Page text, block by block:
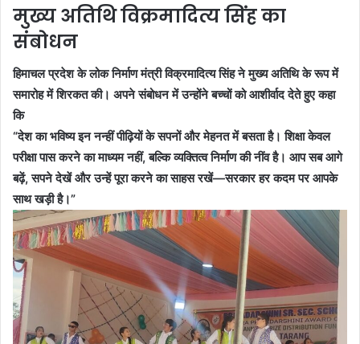
मुख्य अतिथि विक्रमादित्य सिंह का
संबोधन
हिमाचल प्रदेश के लोक निर्माण मंत्री विक्रमादित्य सिंह ने मुख्य अतिथि के रूप में
समारोह में शिरकत की। अपने संबोधन में उन्होंने बच्चों को आशीर्वाद देते हुए कहा
कि
“देश का भविष्य इन नन्हीं पीढ़ियों के सपनों और मेहनत में बसता है। शिक्षा केवल
परीक्षा पास करने का माध्यम नहीं, बल्कि व्यक्तित्व निर्माण की नींव है। आप सब आगे
बढ़ें, सपने देखें और उन्हें पूरा करने का साहस रखें—सरकार हर कदम पर आपके
साथ खड़ी है।”